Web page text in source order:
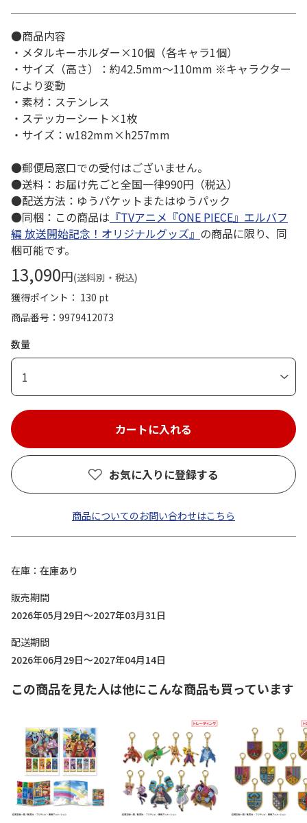
●商品内容
・メタルキーホルダー×10個（各キャラ1個）
・サイズ（高さ）：約42.5mm～110mm ※キャラクター
により変動
・素材：ステンレス
・ステッカーシート×1枚
・サイズ：w182mm×h257mm
●郵便局窓口での受付はございません。
●送料：お届け先ごと全国一律990円（税込）
●配送方法：ゆうパケットまたはゆうパック
●同梱：この商品は 『TVアニメ『ONE PIECE』エルバフ
編 放送開始記念！オリジナルグッズ』 の商品に限り、同
梱可能です。
13,090円(送料別・税込)
獲得ポイント： 130 pt
商品番号
9979412073
数量
1
お気に入りに登録する
商品についてのお問い合わせはこちら
在庫
在庫あり
販売期間
2026年05月29日～2027年03月31日
配送期間
2026年06月29日～2027年04月14日
この商品を見た人は他にこんな商品も買っています